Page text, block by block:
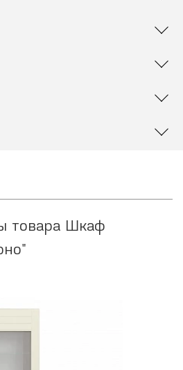
товара Шкаф